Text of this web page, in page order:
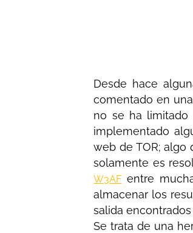
Desde hace
comentado en
no se ha limitado
implementado
web de TOR; algo
solamente es
W3AF entre
almacenar los
salida
Se trata de una